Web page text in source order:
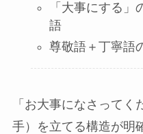
「大事にする
語
尊敬語＋丁寧語
「お大事になさって
手）を立てる構造が明